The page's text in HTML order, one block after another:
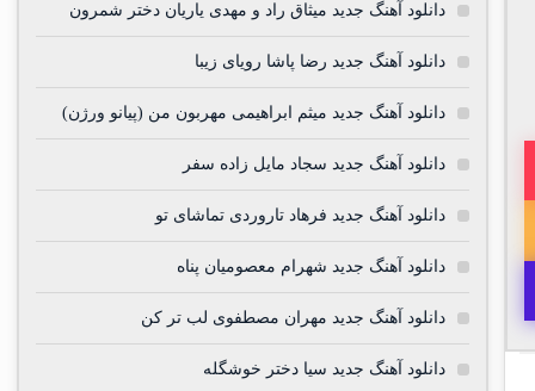
دانلود آهنگ جدید میثاق راد و مهدی یاریان دختر شمرون
دانلود آهنگ جدید رضا پاشا رویای زیبا
دانلود آهنگ جدید میثم ابراهیمی مهربون من (پیانو ورژن)
دانلود آهنگ جدید سجاد مایل زاده سفر
دانلود آهنگ جدید فرهاد تاروردی تماشای تو
دانلود آهنگ جدید شهرام معصومیان پناه
دانلود آهنگ جدید مهران مصطفوی لب تر کن
دانلود آهنگ جدید سیا دختر خوشگله